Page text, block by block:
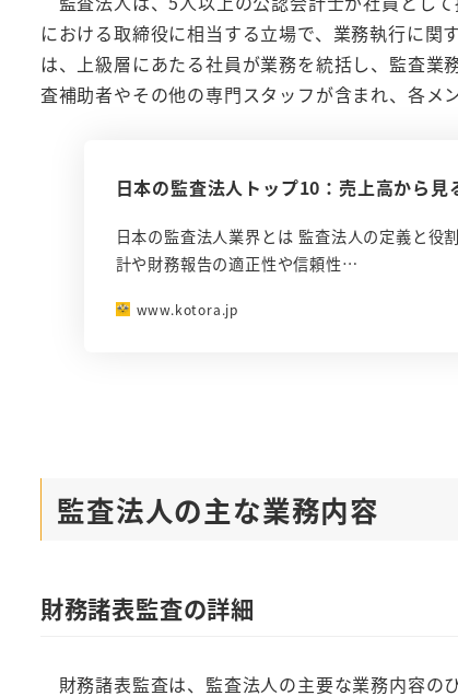
における取締役に相当する立場で、業務執行に関
は、上級層にあたる社員が業務を統括し、監査業
査補助者やその他の専門スタッフが含まれ、各メ
日本の監査法人トップ10：売上高から見
日本の監査法人業界とは 監査法人の定義と
計や財務報告の適正性や信頼性…
www.kotora.jp
監査法人の主な業務内容
財務諸表監査の詳細
財務諸表監査は、監査法人の主要な業務内容の